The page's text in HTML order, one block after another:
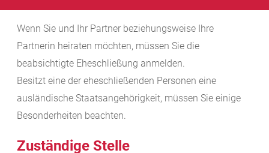
Wenn Sie und Ihr Partner beziehungsweise Ihre
Partnerin heiraten möchten, müssen Sie die
beabsichtigte Eheschließung anmelden.
Besitzt eine der eheschließenden Personen eine
ausländische Staatsangehörigkeit, müssen Sie einige
Besonderheiten beachten.
Zuständige Stelle